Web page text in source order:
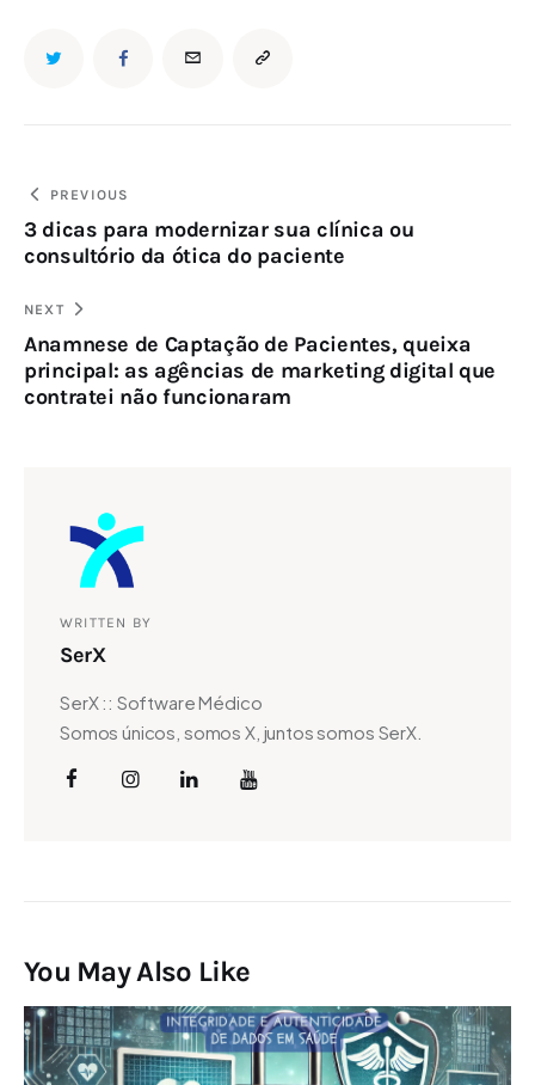
Navegação
de
Post
PREVIOUS
3 dicas para modernizar sua clínica ou
consultório da ótica do paciente
NEXT
Anamnese de Captação de Pacientes, queixa
principal: as agências de marketing digital que
contratei não funcionaram
WRITTEN BY
SerX
SerX :: Software Médico
Somos únicos, somos X, juntos somos SerX.
You May Also Like